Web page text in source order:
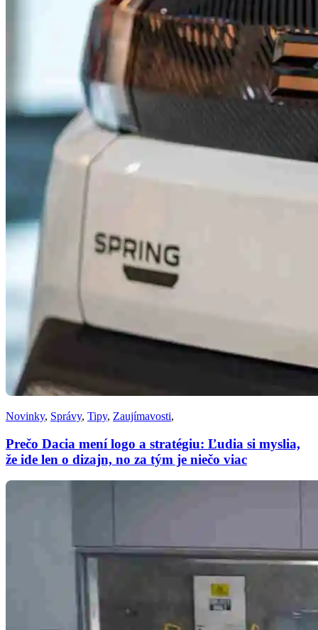
Novinky, Správy, Tipy, Zaujímavosti,
Prečo Dacia mení logo a stratégiu: Ľudia si myslia,
že ide len o dizajn, no za tým je niečo viac